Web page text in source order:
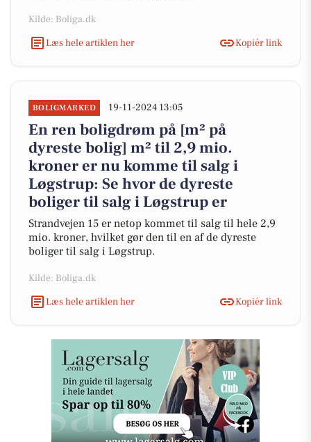
Kilde: Boliga.dk
Læs hele artiklen her
Kopiér link
BOLIGMARKED 19-11-2024 13:05
En ren boligdrøm på [m² på
dyreste bolig] m² til 2,9 mio.
kroner er nu komme til salg i
Løgstrup: Se hvor de dyreste
boliger til salg i Løgstrup er
Strandvejen 15 er netop kommet til salg til hele 2,9
mio. kroner, hvilket gør den til en af de dyreste
boliger til salg i Løgstrup.
Kilde: Boliga.dk
Læs hele artiklen her
Kopiér link